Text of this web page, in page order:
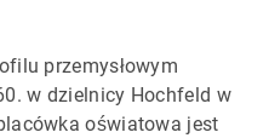
przemysłowym
w dzielnicy Hochfeld w
oświatowa jest